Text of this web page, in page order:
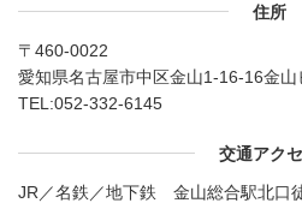
住所
〒460-0022
愛知県名古屋市中区金山1-16-16金山
TEL:052-332-6145
交通アク
JR／名鉄／地下鉄 金山総合駅北口